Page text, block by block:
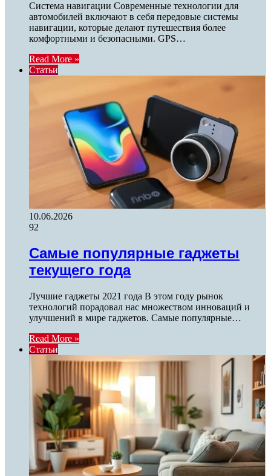
Система навигации Современные технологии для
автомобилей включают в себя передовые системы
навигации, которые делают путешествия более
комфортными и безопасными. GPS…
Read More »
Статьи
10.06.2026
92
Самые популярные гаджеты
текущего года
Лучшие гаджеты 2021 года В этом году рынок
технологий порадовал нас множеством инноваций и
улучшений в мире гаджетов. Самые популярные…
Read More »
Статьи